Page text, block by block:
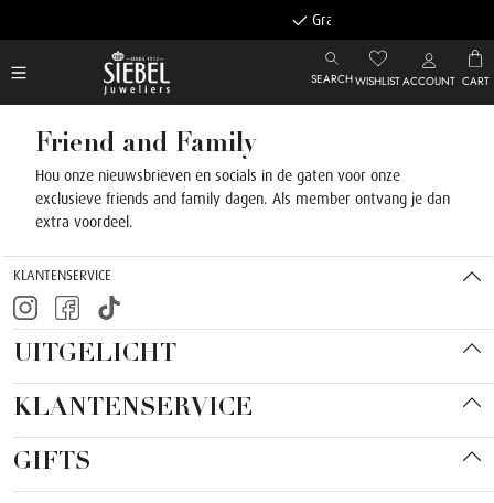
Gratis achteraf betalen
SEARCHWISHLISTACCOUNT CART
Friend and Family
Hou onze nieuwsbrieven en socials in de gaten voor onze
exclusieve friends and family dagen. Als member ontvang je dan
extra voordeel.
KLANTENSERVICE
UITGELICHT
KLANTENSERVICE
GIFTS